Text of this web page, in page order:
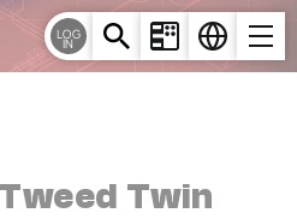
LOG
IN
Twin